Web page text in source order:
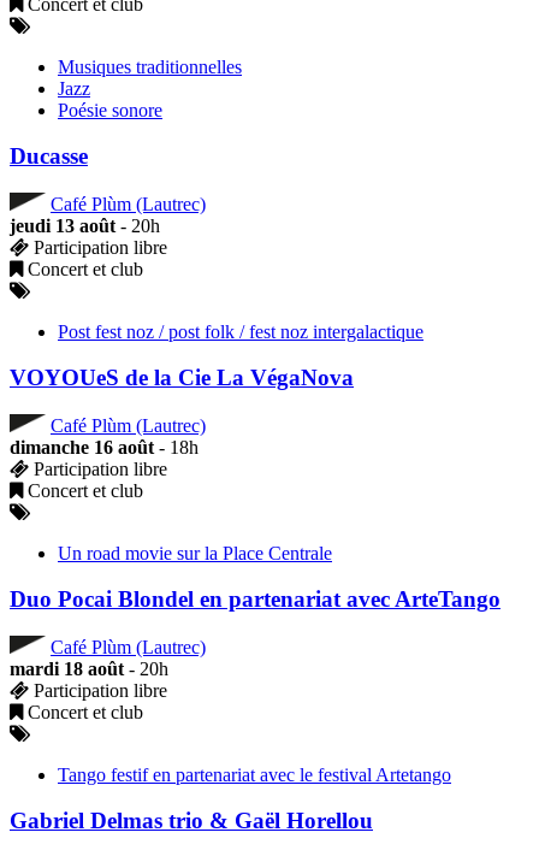
Musiques traditionnelles
Jazz
Poésie sonore
Ducasse
Café Plùm (Lautrec)
jeudi 13 août - 20h
Participation libre
Concert et club
Post fest noz / post folk / fest noz intergalactique
VOYOUeS de la Cie La VégaNova
Café Plùm (Lautrec)
dimanche 16 août - 18h
Participation libre
Concert et club
Un road movie sur la Place Centrale
Duo Pocai Blondel en partenariat avec ArteTango
Café Plùm (Lautrec)
mardi 18 août - 20h
Participation libre
Concert et club
Tango festif en partenariat avec le festival Artetango
Gabriel Delmas trio & Gaël Horellou